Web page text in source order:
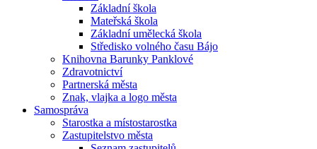
Základní škola
Mateřská škola
Základní umělecká škola
Středisko volného času Bájo
Knihovna Barunky Panklové
Zdravotnictví
Partnerská města
Znak, vlajka a logo města
Samospráva
Starostka a místostarostka
Zastupitelstvo města